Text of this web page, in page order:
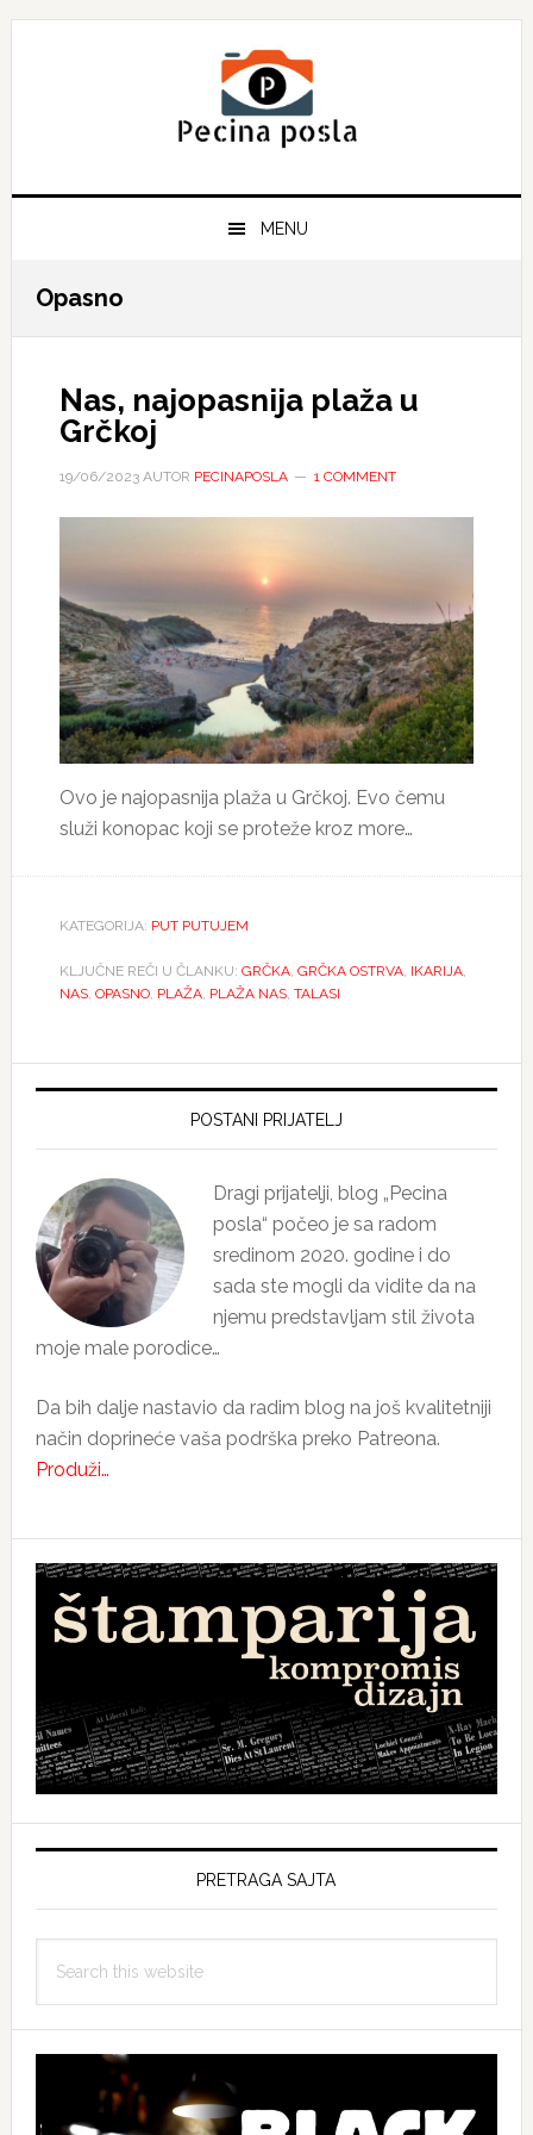
Skip
Skip
Skip
MENU
Opasno
Nas, najopasnija plaža u
Grčkoj
19/06/2023AUTOR PECINAPOSLA 1 COMMENT
Ovo je najopasnija plaža u Grčkoj. Evo čemu
služi konopac koji se proteže kroz more…
KATEGORIJA: PUT PUTUJEM
KLJUČNE REČI U ČLANKU: GRČKA, GRČKA OSTRVA, IKARIJA,
NAS, OPASNO, PLAŽA, PLAŽA NAS, TALASI
Primary
POSTANI PRIJATELJ
Dragi prijatelji, blog „Pecina
posla“ počeo je sa radom
sredinom 2020. godine i do
sada ste mogli da vidite da na
njemu predstavljam stil života
moje male porodice…
Da bih dalje nastavio da radim blog na još kvalitetniji
način doprineće vaša podrška preko Patreona.
Produži…
PRETRAGA SAJTA
this